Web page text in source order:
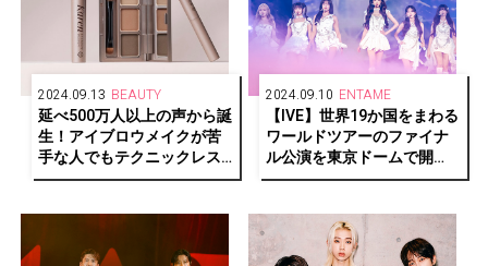
2024.09.13 BEAUTY
延べ500万人以上の声から誕
生！アイブロウメイクが苦
手な人でもテクニックレス
で仕上げられるatelier
累計2万本を突破
2024.09.10 ENTAME
【IVE】世界19か国をまわる
ワールドツアーのファイナ
ル公演を東京ドームで開
催！全席ソールドアウト！